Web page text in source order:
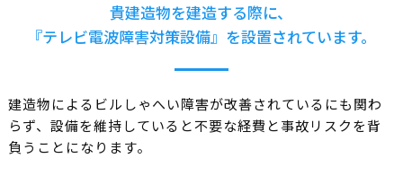
貴建造物を建造する際に、
『テレビ電波障害対策設備』を設置されています。
建造物によるビルしゃへい障害が改善されているにも関わ
らず、設備を維持していると不要な経費と事故リスクを背
負うことになります。